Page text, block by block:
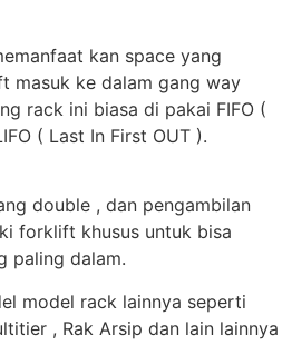
kan space yang
masuk ke dalam gang way
rack ini biasa di pakai FIFO (
( Last In First OUT ).
double , dan pengambilan
forklift khusus untuk bisa
paling dalam.
model rack lainnya seperti
, Rak Arsip dan lain lainnya